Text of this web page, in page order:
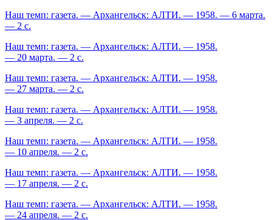
Наш темп: газета. — Архангельск: АЛТИ. — 1958. — 6 марта.
— 2 с.
Наш темп: газета. — Архангельск: АЛТИ. — 1958.
— 20 марта. — 2 с.
Наш темп: газета. — Архангельск: АЛТИ. — 1958.
— 27 марта. — 2 с.
Наш темп: газета. — Архангельск: АЛТИ. — 1958.
— 3 апреля. — 2 с.
Наш темп: газета. — Архангельск: АЛТИ. — 1958.
— 10 апреля. — 2 с.
Наш темп: газета. — Архангельск: АЛТИ. — 1958.
— 17 апреля. — 2 с.
Наш темп: газета. — Архангельск: АЛТИ. — 1958.
— 24 апреля. — 2 с.